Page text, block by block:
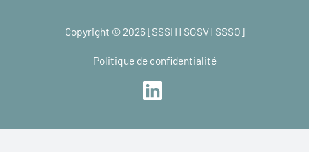
Copyright © 2026 [SSSH | SGSV | SSSO]
Politique de confidentialité